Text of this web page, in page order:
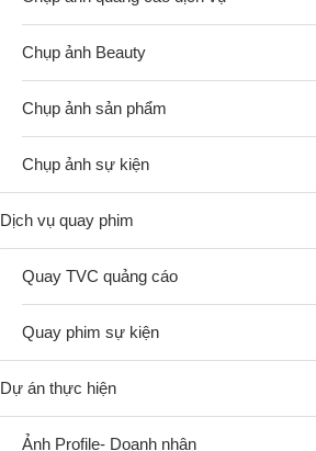
Chụp ảnh Beauty
Chụp ảnh sản phẩm
Chụp ảnh sự kiện
Dịch vụ quay phim
Quay TVC quảng cáo
Quay phim sự kiện
Dự án thực hiện
Ảnh Profile- Doanh nhân